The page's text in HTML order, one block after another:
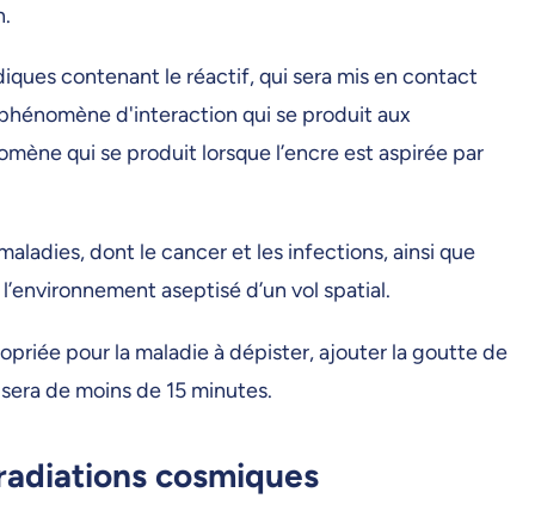
contenant le réactif, qui sera mis en contact
d'interaction qui se produit aux
qui se produit lorsque l’encre est aspirée par
dont le cancer et les infections, ainsi que
aseptisé d’un vol spatial.
pour la maladie à dépister, ajouter la goutte de
de moins de 15 minutes.
cosmiques